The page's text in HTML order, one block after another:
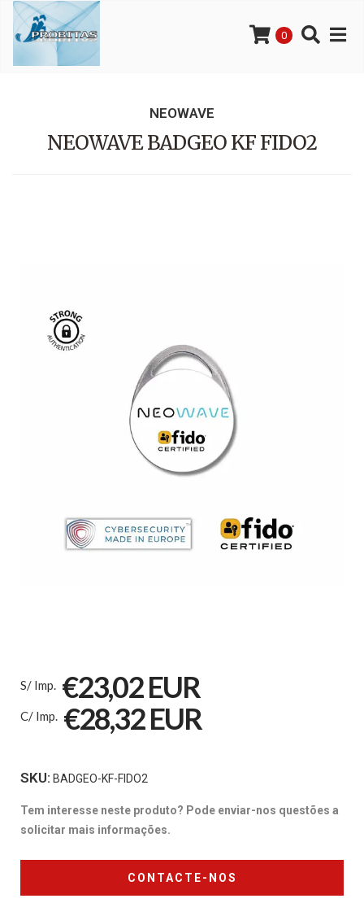
0
NEOWAVE
NEOWAVE BADGEO KF FIDO2
S/ Imp. €23,02 EUR
C/ Imp. €28,32 EUR
SKU: BADGEO-KF-FIDO2
Tem interesse neste produto? Pode enviar-nos questões a
solicitar mais informações.
CONTACTE-NOS